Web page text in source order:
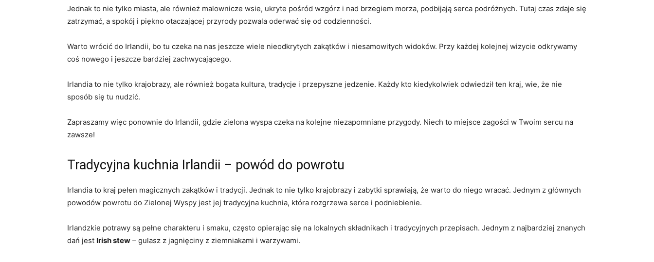
Jednak to nie tylko miasta, ale również⁢ malownicze wsie, ukryte pośród wzgórz i nad brzegiem morza, podbijają serca podróżnych. Tutaj czas zdaje ⁣się‌
zatrzymać, a spokój‍ i piękno ⁢otaczającej przyrody pozwala oderwać się od codzienności.
Warto wrócić do Irlandii, bo‌ tu czeka na nas jeszcze wiele nieodkrytych ⁢zakątków i niesamowitych widoków. Przy każdej kolejnej wizycie ‍odkrywamy
coś nowego i jeszcze ⁤bardziej zachwycającego.
Irlandia to nie ⁤tylko krajobrazy, ale również bogata kultura, tradycje i przepyszne jedzenie. ⁣Każdy kto kiedykolwiek odwiedził ten kraj, wie, że nie
sposób się tu nudzić.
Zapraszamy więc ponownie do Irlandii, ⁢gdzie ⁢zielona wyspa czeka na kolejne niezapomniane przygody. Niech to miejsce zagości w Twoim sercu na
zawsze!
Tradycyjna kuchnia ‌Irlandii – powód do powrotu
Irlandia to kraj pełen magicznych zakątków i tradycji. Jednak to nie tylko krajobrazy i zabytki sprawiają,‍ że ​warto ⁢do niego wracać. Jednym z głównych
powodów powrotu do Zielonej Wyspy jest jej‌ tradycyjna kuchnia, która rozgrzewa serce i podniebienie.
Irlandzkie ⁢potrawy są pełne charakteru i smaku, często opierając się na ⁣lokalnych składnikach i tradycyjnych przepisach. Jednym z⁤ najbardziej znanych
dań jest Irish stew – gulasz z‌ jagnięciny z ziemniakami ⁢i warzywami.